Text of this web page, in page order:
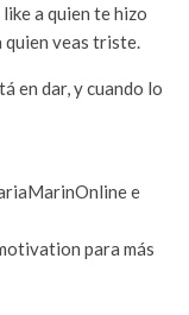
a quien te hizo
quien veas triste.
en dar, y cuando lo
e
para más